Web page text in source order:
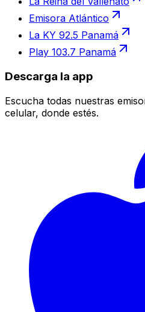
Emisora Atlántico
La KY 92.5 Panamá
Play 103.7 Panamá
Descarga la app
Escucha todas nuestras
celular, donde estés.